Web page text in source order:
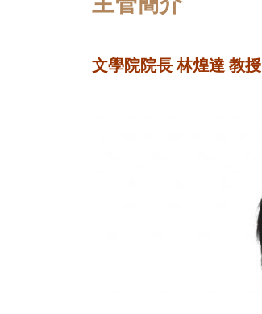
文學院院長 林煌達 教授